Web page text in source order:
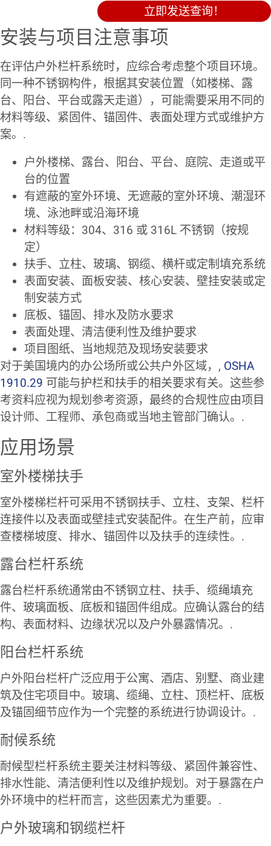
立即发送查询！
安装与项目注意事项
在评估户外栏杆系统时，应综合考虑整个项目环境。
同一种不锈钢构件，根据其安装位置（如楼梯、露
台、阳台、平台或露天走道），可能需要采用不同的
材料等级、紧固件、锚固件、表面处理方式或维护方
案。.
户外楼梯、露台、阳台、平台、庭院、走道或平
台的位置
有遮蔽的室外环境、无遮蔽的室外环境、潮湿环
境、泳池畔或沿海环境
材料等级：304、316 或 316L 不锈钢（按规
定）
扶手、立柱、玻璃、钢缆、横杆或定制填充系统
表面安装、面板安装、核心安装、壁挂安装或定
制安装方式
底板、锚固、排水及防水要求
表面处理、清洁便利性及维护要求
项目图纸、当地规范及现场安装要求
对于美国境内的办公场所或公共户外区域，, OSHA
1910.29 可能与护栏和扶手的相关要求有关。这些参
考资料应视为规划参考资源，最终的合规性应由项目
设计师、工程师、承包商或当地主管部门确认。.
应用场景
室外楼梯扶手
室外楼梯栏杆可采用不锈钢扶手、立柱、支架、栏杆
连接件以及表面或壁挂式安装配件。在生产前，应审
查楼梯坡度、排水、锚固件以及扶手的连续性。.
露台栏杆系统
露台栏杆系统通常由不锈钢立柱、扶手、缆绳填充
件、玻璃面板、底板和锚固件组成。应确认露台的结
构、表面材料、边缘状况以及户外暴露情况。.
阳台栏杆系统
户外阳台栏杆广泛应用于公寓、酒店、别墅、商业建
筑及住宅项目中。玻璃、缆绳、立柱、顶栏杆、底板
及锚固细节应作为一个完整的系统进行协调设计。.
耐候系统
耐候型栏杆系统主要关注材料等级、紧固件兼容性、
排水性能、清洁便利性以及维护规划。对于暴露在户
外环境中的栏杆而言，这些因素尤为重要。.
户外玻璃和钢缆栏杆